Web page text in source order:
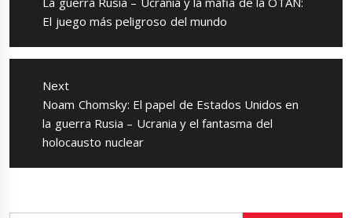
post:
El juego más peligroso del mundo
Next
Next
post:
Noam Chomsky: El papel de Estados Unidos en
la guerra Rusia – Ucrania y el fantasma del
holocausto nuclear